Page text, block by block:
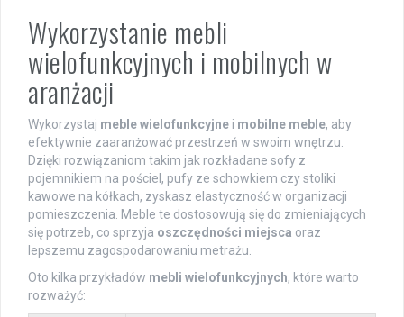
Wykorzystanie mebli
wielofunkcyjnych i mobilnych w
aranżacji
Wykorzystaj meble wielofunkcyjne i mobilne meble, aby
efektywnie zaaranżować przestrzeń w swoim wnętrzu.
Dzięki rozwiązaniom takim jak rozkładane sofy z
pojemnikiem na pościel, pufy ze schowkiem czy stoliki
kawowe na kółkach, zyskasz elastyczność w organizacji
pomieszczenia. Meble te dostosowują się do zmieniających
się potrzeb, co sprzyja oszczędności miejsca oraz
lepszemu zagospodarowaniu metrażu.
Oto kilka przykładów mebli wielofunkcyjnych, które warto
rozważyć: